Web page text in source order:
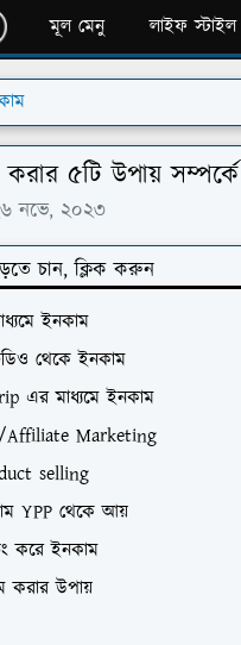
মূল মেনু লাইফ স্টাইল
৫টি উপায় সম্পর্কে
নভে, ২০২৩
চান, ক্লিক করুন
ইনকাম
থেকে ইনকাম
এর মাধ্যমে ইনকাম
Affiliate Marketing
selling
YPP থেকে আয়
করে ইনকাম
করার উপায়